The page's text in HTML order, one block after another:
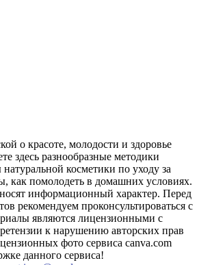
о красоте, молодости и здоровье
здесь разнообразные методики
косметики по уходу за
как помолодеть в домашних условиях.
информационный характер. Перед
рекомендуем проконсультироваться с
являются лицензионными с
к нарушению авторских прав
фото сервиса canva.com
данного сервиса!